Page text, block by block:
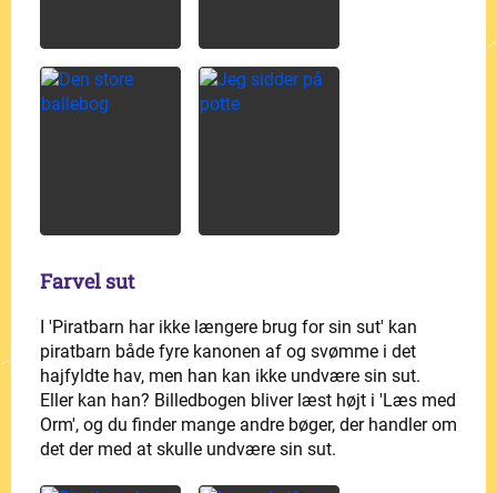
Farvel sut
I 'Piratbarn har ikke længere brug for sin sut' kan
piratbarn både fyre kanonen af og svømme i det
hajfyldte hav, men han kan ikke undvære sin sut.
Eller kan han? Billedbogen bliver læst højt i 'Læs med
Orm', og du finder mange andre bøger, der handler om
det der med at skulle undvære sin sut.